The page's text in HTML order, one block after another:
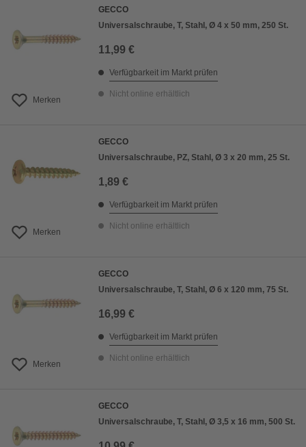
Merken
GECCO
Universalschraube, T, Stahl, Ø 4 x 50 mm, 250 St.
11,99 €
Verfügbarkeit im Markt prüfen
Nicht online erhältlich
Merken
GECCO
Universalschraube, PZ, Stahl, Ø 3 x 20 mm, 25 St.
1,89 €
Verfügbarkeit im Markt prüfen
Nicht online erhältlich
Merken
GECCO
Universalschraube, T, Stahl, Ø 6 x 120 mm, 75 St.
16,99 €
Verfügbarkeit im Markt prüfen
Nicht online erhältlich
GECCO
Universalschraube, T, Stahl, Ø 3,5 x 16 mm, 500 St.